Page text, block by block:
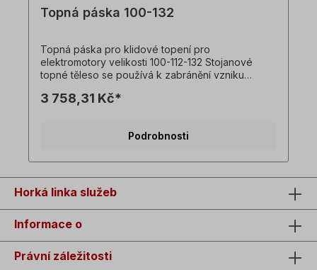
Topná páska 100-132
Topná páska pro klidové topení pro
elektromotory velikosti 100-112-132 Stojanové
topné těleso se používá k zabránění vzniku
přestávek.
3 758,31 Kč*
Podrobnosti
Horká linka služeb
Informace o
Právní záležitosti